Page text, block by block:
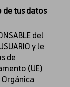
de tus datos
del
y le
de
(UE)